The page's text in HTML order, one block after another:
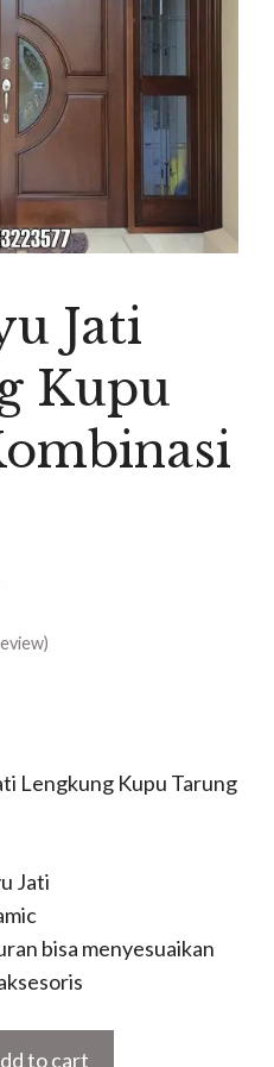
Jati
Kupu
Lengkung Kupu Tarung
Jati
bisa menyesuaikan
to cart